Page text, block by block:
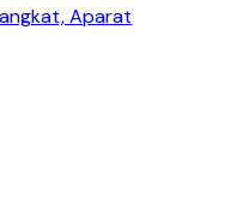
Aparat